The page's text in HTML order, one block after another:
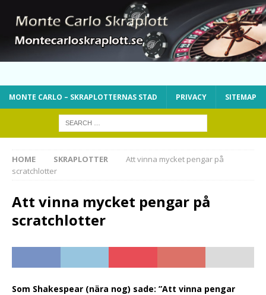
MONTE CARLO – SKRAPLOTTERNAS STAD PRIVACY SITEMAP
HOME SKRAPLOTTER
Att vinna mycket pengar på
scratchlotter
Att vinna mycket pengar på
scratchlotter
Som Shakespear (nära nog) sade: ”Att vinna pengar